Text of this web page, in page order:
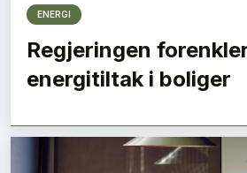
ENERGI
Regjeringen
energitiltak i boliger